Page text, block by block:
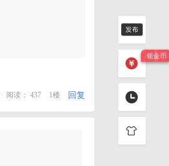
阅读： 437 1楼 回复